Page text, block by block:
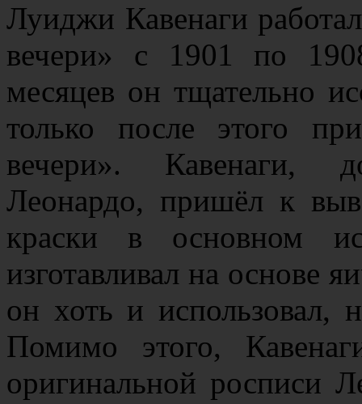
Луиджи Кавенаги
вечери» с 1901 по
месяцев он тщательно
только после этого
вечери». Кавенаги,
Леонардо, пришёл к
краски в основном
изготавливал на основе
он хоть и использовал,
Помимо этого,
оригинальной росписи